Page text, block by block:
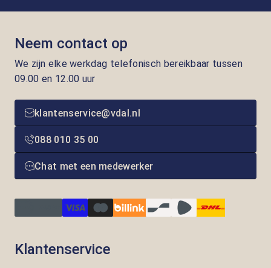
Neem contact op
We zijn elke werkdag telefonisch bereikbaar tussen
09.00 en 12.00 uur
klantenservice@vdal.nl
088 010 35 00
Chat met een medewerker
Klantenservice